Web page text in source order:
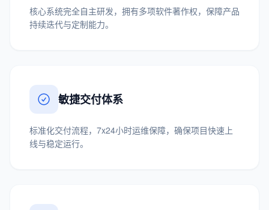
核心系统完全自主研发，拥有多项软件著作权，保障产品
持续迭代与定制能力。
敏捷交付体系
标准化交付流程，7x24小时运维保障，确保项目快速上
线与稳定运行。